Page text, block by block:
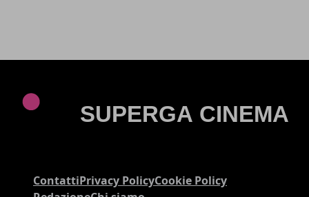
ContattiPrivacy PolicyCookie Policy